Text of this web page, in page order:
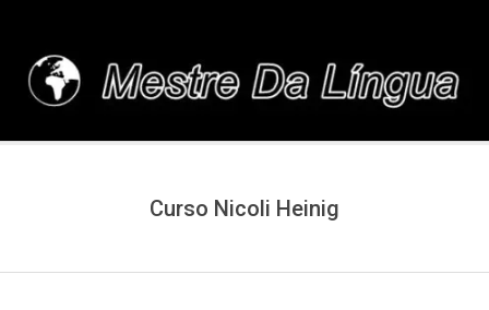
content
Curso Nicoli Heinig